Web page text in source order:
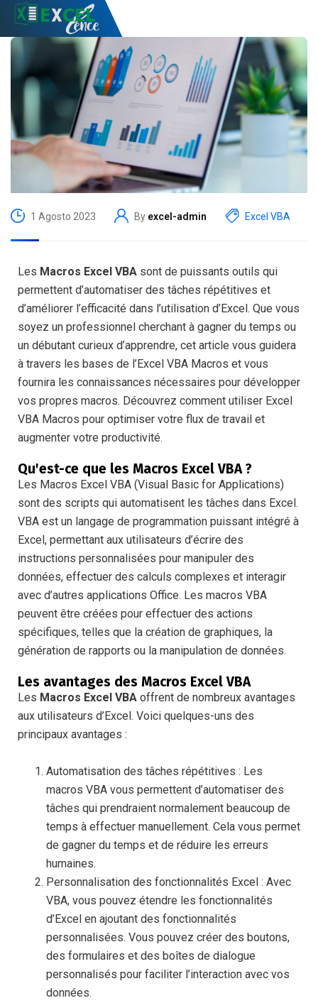
1 Agosto 2023 By excel-admin Excel VBA
Les Macros Excel VBA sont de puissants outils qui
permettent d’automatiser des tâches répétitives et
d’améliorer l’efficacité dans l’utilisation d’Excel. Que vous
soyez un professionnel cherchant à gagner du temps ou
un débutant curieux d’apprendre, cet article vous guidera
à travers les bases de l’Excel VBA Macros et vous
fournira les connaissances nécessaires pour développer
vos propres macros. Découvrez comment utiliser Excel
VBA Macros pour optimiser votre flux de travail et
augmenter votre productivité.
Qu'est-ce que les Macros Excel VBA ?
Les Macros Excel VBA (Visual Basic for Applications)
sont des scripts qui automatisent les tâches dans Excel.
VBA est un langage de programmation puissant intégré à
Excel, permettant aux utilisateurs d’écrire des
instructions personnalisées pour manipuler des
données, effectuer des calculs complexes et interagir
avec d’autres applications Office. Les macros VBA
peuvent être créées pour effectuer des actions
spécifiques, telles que la création de graphiques, la
génération de rapports ou la manipulation de données.
Les avantages des Macros Excel VBA
Les Macros Excel VBA offrent de nombreux avantages
aux utilisateurs d’Excel. Voici quelques-uns des
principaux avantages :
Automatisation des tâches répétitives : Les
macros VBA vous permettent d’automatiser des
tâches qui prendraient normalement beaucoup de
temps à effectuer manuellement. Cela vous permet
de gagner du temps et de réduire les erreurs
humaines.
Personnalisation des fonctionnalités Excel : Avec
VBA, vous pouvez étendre les fonctionnalités
d’Excel en ajoutant des fonctionnalités
personnalisées. Vous pouvez créer des boutons,
des formulaires et des boîtes de dialogue
personnalisés pour faciliter l’interaction avec vos
données.